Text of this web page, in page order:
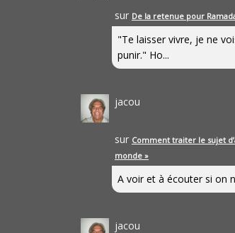
sur De la retenue pour
"Te laisser vivre, je ne
punir." Ho...
jacou
sur Comment traiter le sujet
monde »
A voir et à écouter si on
jacou